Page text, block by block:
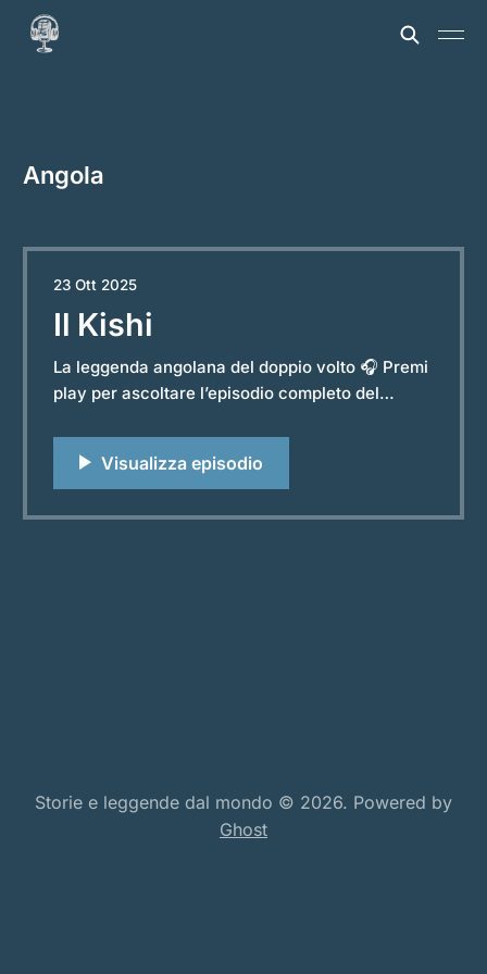
Angola
Il Kishi
La leggenda angolana del doppio volto 🎧 Premi
play per ascoltare l’episodio completo del
centro-meridionale, tra le foreste dell’Angola e
incarna la doppiezza dell’
23 Ott 2025
Storie e leggende dal mondo © 2026. Powered by
Ghost